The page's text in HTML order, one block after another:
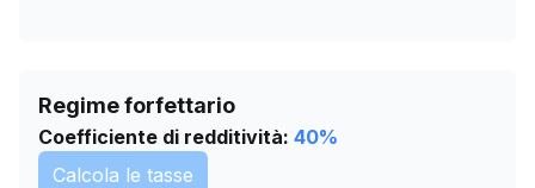
Regime forfettario
Coefficiente di redditività: 40%
Calcola le tasse